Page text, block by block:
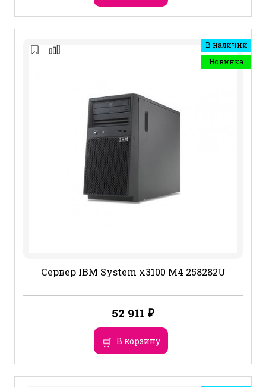
В наличии
Новинка
Сервер IBM System x3100 M4 258282U
52 911 ₽
В корзину